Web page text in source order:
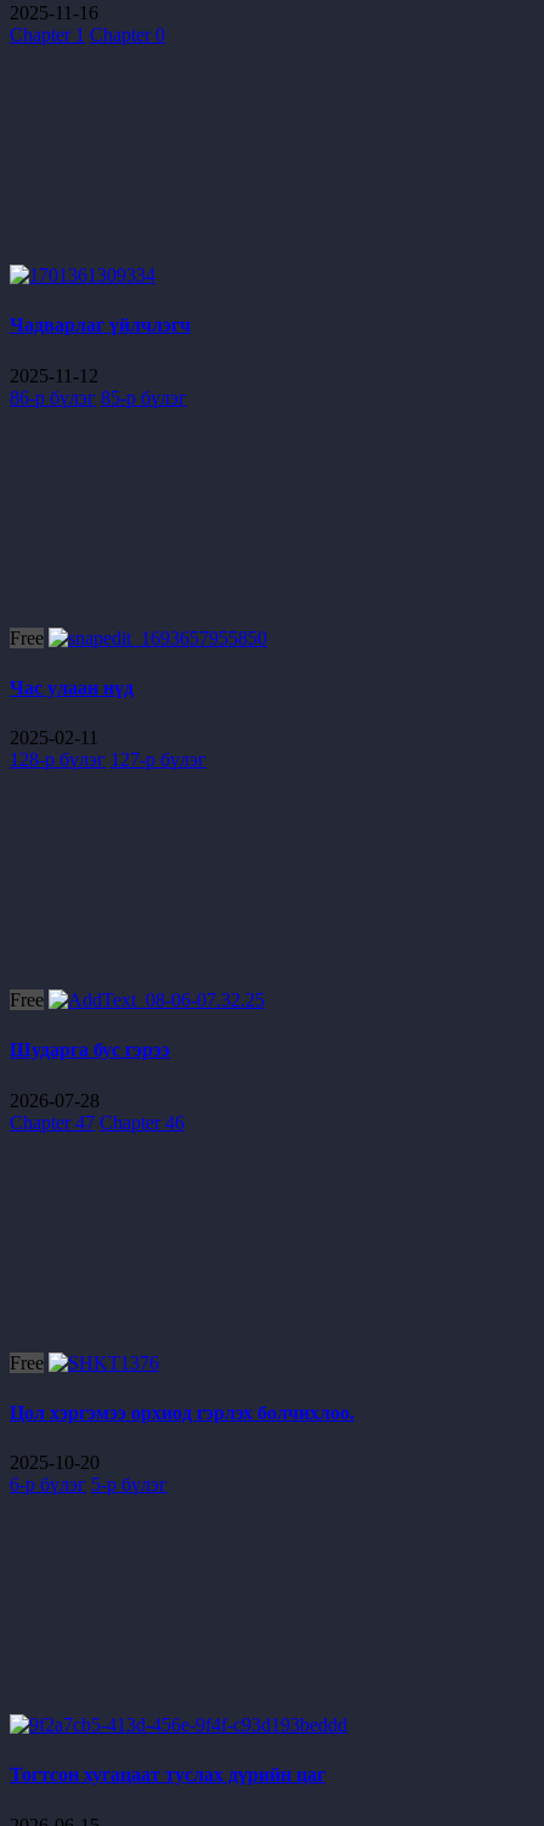
2025-11-16
Chapter 1 Chapter 0
Чадварлаг үйлчлэгч
2025-11-12
86-р бүлэг 85-р бүлэг
Free
Час улаан нүд
2025-02-11
128-р бүлэг 127-р бүлэг
Free
Шударга бус гэрээ
2026-07-28
Chapter 47 Chapter 46
Free
Цол хэргэмээ орхиод гэрлэх болчихлоо.
2025-10-20
6-р бүлэг 5-р бүлэг
Тогтсон хугацаат туслах дүрийн цаг